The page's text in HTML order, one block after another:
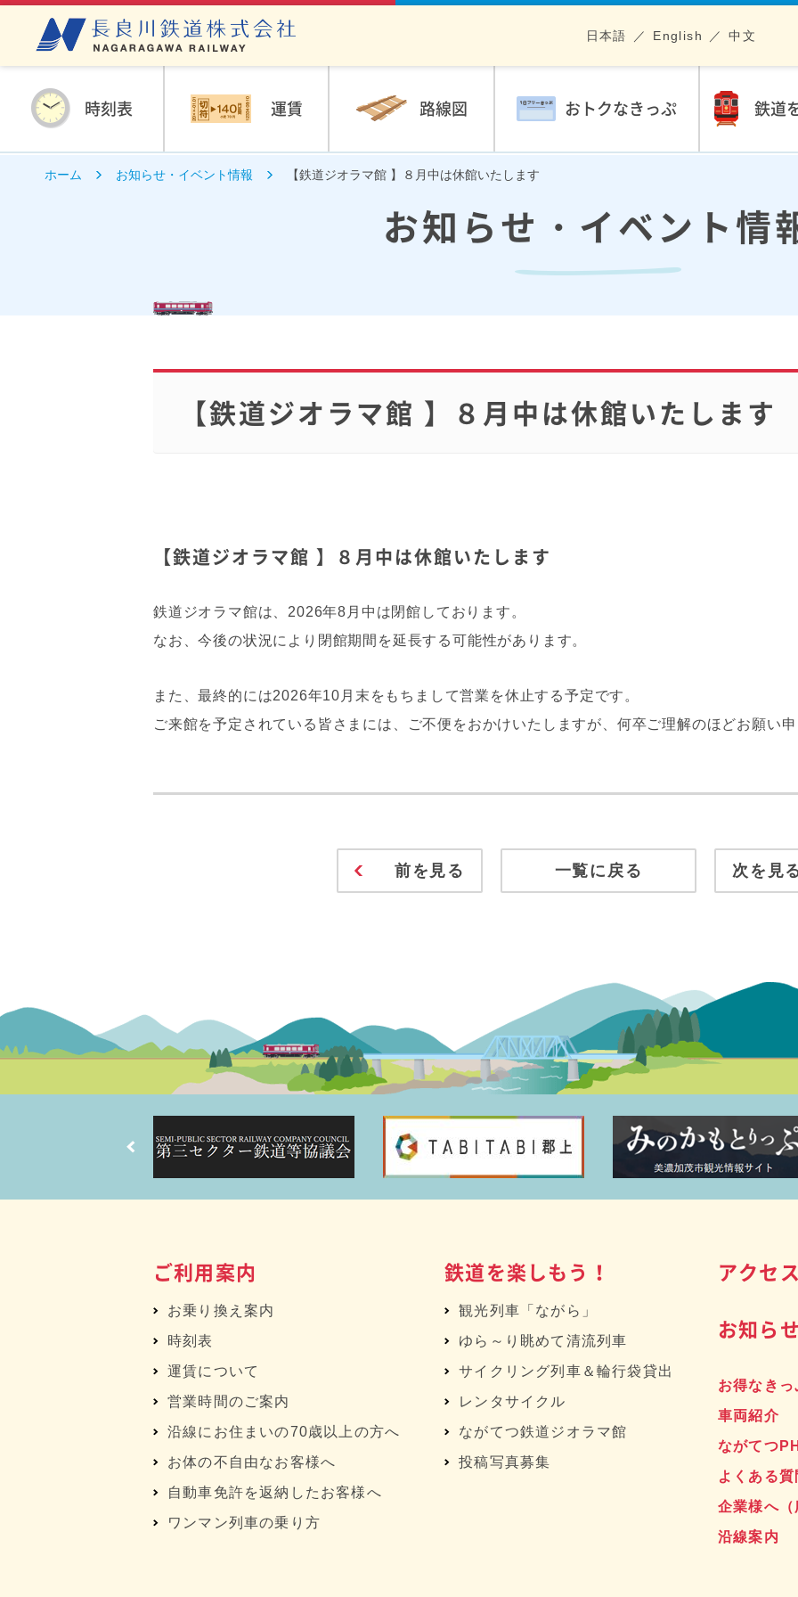
時刻表 運賃 路線図 おトクなきっぷ 鉄道
日本語 English 中文
ホーム お知らせ・イベント情報 【鉄道ジオラマ館 】８月中は休館いたします
お知らせ・イベント情
【鉄道ジオラマ館 】８月中は休館いたします
【鉄道ジオラマ館 】８月中は休館いたします
鉄道ジオラマ館は、2026年8月中は閉館しております。
なお、今後の状況により閉館期間を延長する可能性があります。
また、最終的には2026年10月末をもちまして営業を休止する予定です。
ご来館を予定されている皆さまには、ご不便をおかけいたしますが、何卒ご理解のほどお願い
前を見る 一覧に戻る 次を見
ご利用案内
お乗り換え案内
時刻表
運賃について
営業時間のご案内
沿線にお住まいの70歳以上の方へ
お体の不自由なお客様へ
自動車免許を返納したお客様へ
ワンマン列車の乗り方
鉄道を楽しもう！
観光列車「ながら」
ゆら～り眺めて清流列車
サイクリング列車＆輪行袋貸出
レンタサイクル
ながてつ鉄道ジオラマ館
投稿写真募集
アクセ
お知ら
お得なきっ
車両紹介
ながてつ
よくある質
企業様へ（
沿線案内